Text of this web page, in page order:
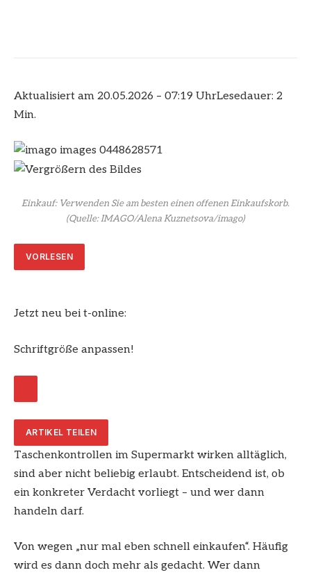
Aktualisiert am 20.05.2026 – 07:19 UhrLesedauer: 2
Min.
Einkauf: Verwenden Sie am besten einen offenen Einkaufskorb.
(Quelle: IMAGO/Alena Kuznetsova/imago)
VORLESEN
Jetzt neu bei t-online:
Schriftgröße anpassen!
ARTIKEL TEILEN
Taschenkontrollen im Supermarkt wirken alltäglich,
sind aber nicht beliebig erlaubt. Entscheidend ist, ob
ein konkreter Verdacht vorliegt – und wer dann
handeln darf.
Von wegen „nur mal eben schnell einkaufen“. Häufig
wird es dann doch mehr als gedacht. Wer dann